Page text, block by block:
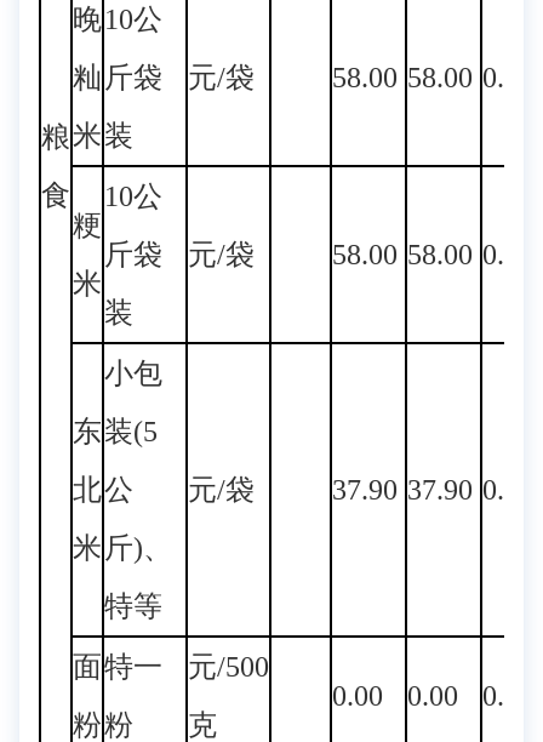
粮
食
晚
籼
米
10公
斤袋
装
元/袋 58.00 58.00 0.00
粳
米
10公
斤袋
装
元/袋 58.00 58.00 0.00
东
北
米
小包
装(5
公
斤)、
特等
元/袋 37.90 37.90 0.00
面
粉
特一
粉
元/500
克
0.00 0.00 0.00